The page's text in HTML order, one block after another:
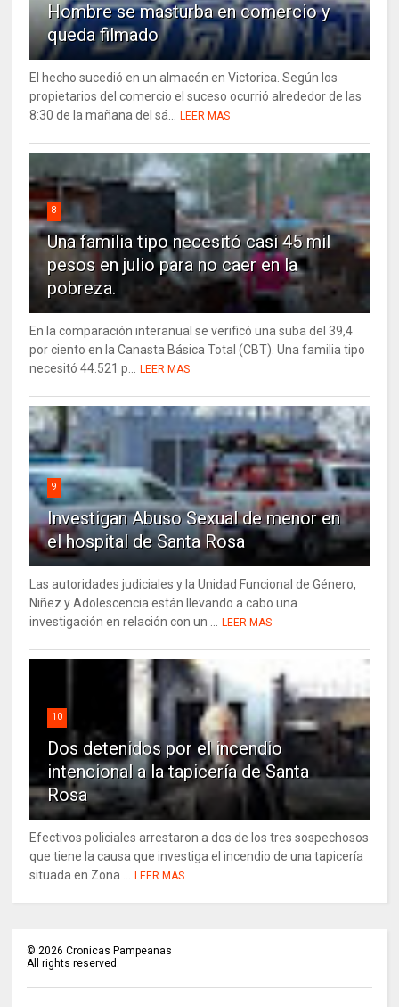
Hombre se masturba en comercio y
queda filmado
El hecho sucedió en un almacén en Victorica. Según los
propietarios del comercio el suceso ocurrió alrededor de las
8:30 de la mañana del sá...
LEER MAS
8
Una familia tipo necesitó casi 45 mil
pesos en julio para no caer en la
pobreza.
En la comparación interanual se verificó una suba del 39,4
por ciento en la Canasta Básica Total (CBT). Una familia tipo
necesitó 44.521 p...
LEER MAS
9
Investigan Abuso Sexual de menor en
el hospital de Santa Rosa
Las autoridades judiciales y la Unidad Funcional de Género,
Niñez y Adolescencia están llevando a cabo una
investigación en relación con un ...
LEER MAS
10
Dos detenidos por el incendio
intencional a la tapicería de Santa
Rosa
Efectivos policiales arrestaron a dos de los tres sospechosos
que tiene la causa que investiga el incendio de una tapicería
situada en Zona ...
LEER MAS
©2026 Cronicas Pampeanas
All rights reserved.